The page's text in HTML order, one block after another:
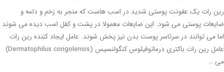
رات یک عفونت پوستی شدید در اسب هاست که منجر به زخم و دلمه و
پوستی می شود. این ضایعات معمولا در پشت و کفل اسب دیده می شوند
توانند در سرتاسر پوست بدن نیز پخش شوند. عامل ایجاد کننده رین رات
عامل رین رات باکتری درماتوفیلوس کنگولنسیس (Dermatophilus congolensis)